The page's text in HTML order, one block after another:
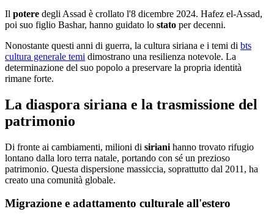
Il potere degli Assad è crollato l'8 dicembre 2024. Hafez el-Assad,
poi suo figlio Bashar, hanno guidato lo stato per decenni.
Nonostante questi anni di guerra, la cultura siriana e i temi di bts
cultura generale temi dimostrano una resilienza notevole. La
determinazione del suo popolo a preservare la propria identità
rimane forte.
La diaspora siriana e la trasmissione del
patrimonio
Di fronte ai cambiamenti, milioni di siriani hanno trovato rifugio
lontano dalla loro terra natale, portando con sé un prezioso
patrimonio. Questa dispersione massiccia, soprattutto dal 2011, ha
creato una comunità globale.
Migrazione e adattamento culturale all'estero